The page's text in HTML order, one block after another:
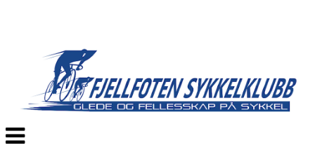
Veksle
navigasjon